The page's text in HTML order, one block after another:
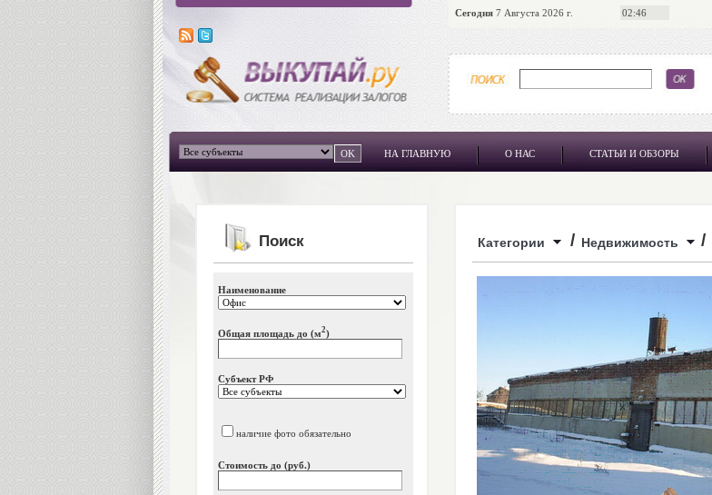
Сегодня7 Августа 2026 г. 02:46
НА ГЛАВНУЮ О НАС СТАТЬИ И ОБЗОРЫ
Поиск
Наименование
Общая площадь до (м2)
Субъект РФ
наличие фото обязательно
Стоимость до (руб.)
Категории / Недвижимость /